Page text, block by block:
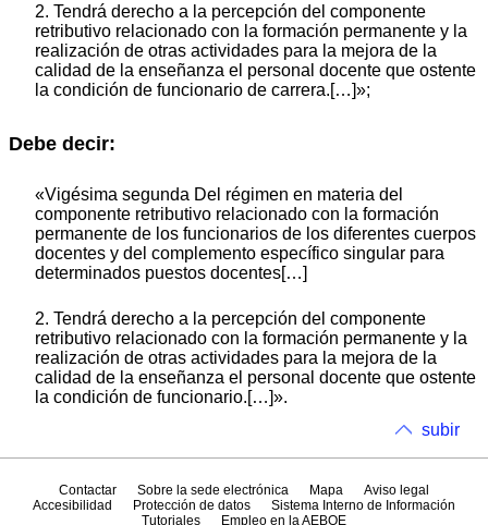
2. Tendrá derecho a la percepción del componente
retributivo relacionado con la formación permanente y la
realización de otras actividades para la mejora de la
calidad de la enseñanza el personal docente que ostente
la condición de funcionario de carrera.[…]»;
Debe decir:
«Vigésima segunda Del régimen en materia del
componente retributivo relacionado con la formación
permanente de los funcionarios de los diferentes cuerpos
docentes y del complemento específico singular para
determinados puestos docentes[…]
2. Tendrá derecho a la percepción del componente
retributivo relacionado con la formación permanente y la
realización de otras actividades para la mejora de la
calidad de la enseñanza el personal docente que ostente
la condición de funcionario.[…]».
subir
Contactar Sobre la sede electrónica Mapa
Aviso legal
Accesibilidad
Protección de datos
Sistema Interno de Información
Tutoriales
Empleo en la AEBOE